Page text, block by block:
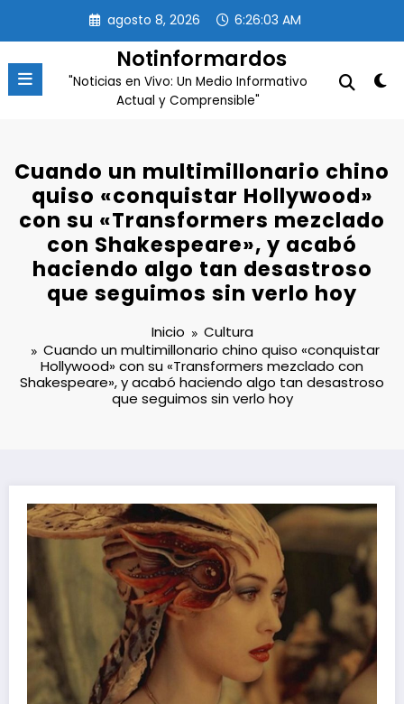
contenido
agosto 8, 2026 6:26:04 AM
Notinformardos
"Noticias en Vivo: Un Medio Informativo
Actual y Comprensible"
Cuando un multimillonario chino
quiso «conquistar Hollywood»
con su «Transformers mezclado
con Shakespeare», y acabó
haciendo algo tan desastroso
que seguimos sin verlo hoy
Inicio
Cultura
Cuando un multimillonario chino quiso «conquistar
Hollywood» con su «Transformers mezclado con
Shakespeare», y acabó haciendo algo tan desastroso
que seguimos sin verlo hoy